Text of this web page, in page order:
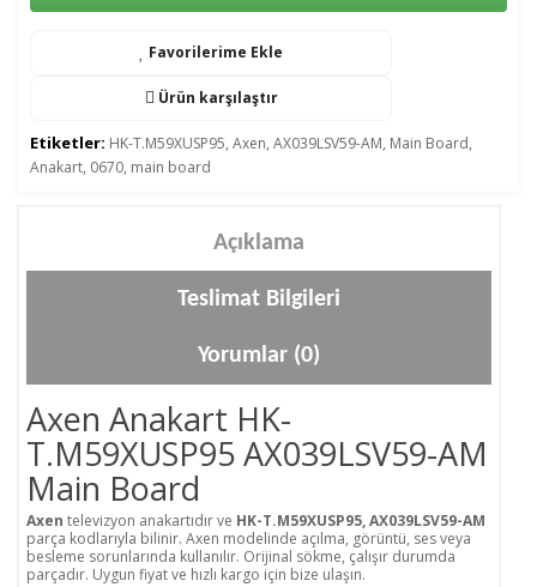
Favorilerime Ekle
Ürün karşılaştır
Etiketler: HK-T.M59XUSP95, Axen, AX039LSV59-AM, Main Board,
Anakart, 0670, main board
Açıklama
Teslimat Bilgileri
Yorumlar (0)
Axen Anakart HK-
T.M59XUSP95 AX039LSV59-AM
Main Board
Axen televizyon anakartıdır ve HK-T.M59XUSP95, AX039LSV59-AM
parça kodlarıyla bilinir. Axen modelinde açılma, görüntü, ses veya
besleme sorunlarında kullanılır. Orijinal sökme, çalışır durumda
parçadır. Uygun fiyat ve hızlı kargo için bize ulaşın.